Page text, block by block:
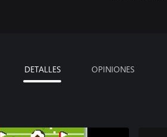
DETALLES OPINIONES